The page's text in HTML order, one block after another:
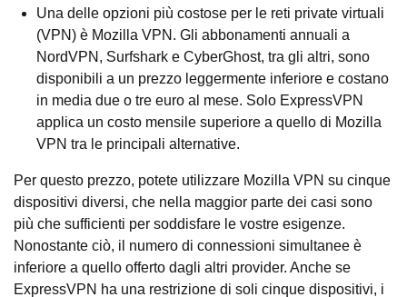
Una delle opzioni più costose per le reti private virtuali
(VPN) è Mozilla VPN. Gli abbonamenti annuali a
NordVPN, Surfshark e CyberGhost, tra gli altri, sono
disponibili a un prezzo leggermente inferiore e costano
in media due o tre euro al mese. Solo ExpressVPN
applica un costo mensile superiore a quello di Mozilla
VPN tra le principali alternative.
Per questo prezzo, potete utilizzare Mozilla VPN su cinque
dispositivi diversi, che nella maggior parte dei casi sono
più che sufficienti per soddisfare le vostre esigenze.
Nonostante ciò, il numero di connessioni simultanee è
inferiore a quello offerto dagli altri provider. Anche se
ExpressVPN ha una restrizione di soli cinque dispositivi, i